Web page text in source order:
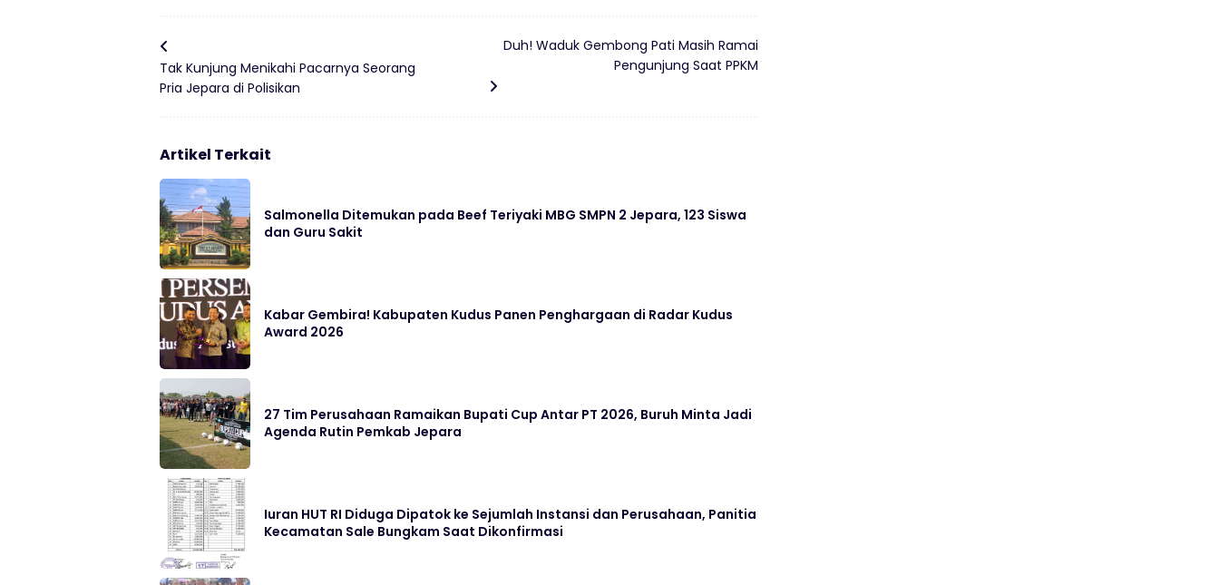
Tak Kunjung Menikahi Pacarnya Seorang
Pria Jepara di Polisikan
Duh! Waduk Gembong Pati Masih Ramai
Pengunjung Saat PPKM
Artikel Terkait
Salmonella Ditemukan pada Beef Teriyaki MBG SMPN 2 Jepara, 123 Siswa
dan Guru Sakit
Kabar Gembira! Kabupaten Kudus Panen Penghargaan di Radar Kudus
Award 2026
27 Tim Perusahaan Ramaikan Bupati Cup Antar PT 2026, Buruh Minta Jadi
Agenda Rutin Pemkab Jepara
Iuran HUT RI Diduga Dipatok ke Sejumlah Instansi dan Perusahaan, Panitia
Kecamatan Sale Bungkam Saat Dikonfirmasi